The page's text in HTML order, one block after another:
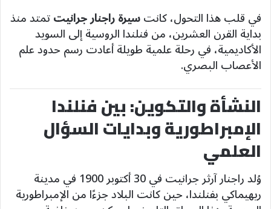
في قلب هذا التحول، كانتسيرة راجنار جرانيتتمتد منذ
بداية القرن العشرين، من فنلندا الروسية إلى السويد
الأكاديمية، في رحلة علمية طويلة أعادت رسم حدود علم
الأعصاب البصري.
النشأة والتكوين: بين فنلندا
الإمبراطورية وبدايات السؤال
العلمي
وُلد راجنار آرثر جرانيت في 30 أكتوبر 1900 في مدينة
ريهيماكي بفنلندا، حين كانت البلاد جزءًا من الإمبراطورية